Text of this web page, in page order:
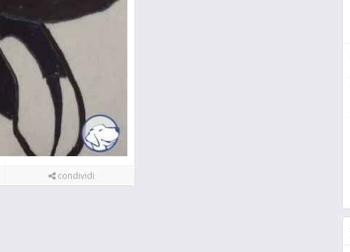
condividi